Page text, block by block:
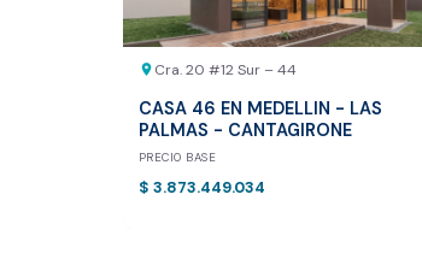
Valor exclusivo para
20.000 COP
REALIZAR AVALÚO AHORA
* Servicio
location_on Cra. 20 #12 Sur – 44
CASA 46 EN MEDELLIN - LAS
PALMAS - CANTAGIRONE
PRECIO BASE
$ 3.873.449.034